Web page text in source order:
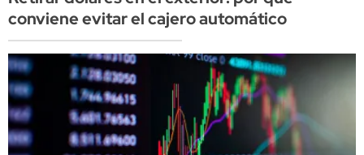
conviene evitar el cajero automático